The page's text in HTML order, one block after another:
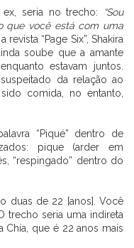
seria no trecho:
“Sou
que você está com uma
“Page Six”, Shakira
soube que a amante
estavam juntos.
da relação ao
comida, no entanto,
“Piqué” dentro de
pique (arder em
“respingado” dentro do
duas de 22 [anos]. Você
trecho seria uma indireta
Chía, que é 22 anos mais